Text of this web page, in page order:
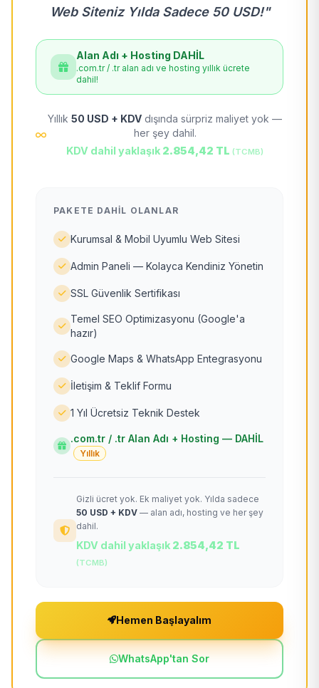
Web Siteniz Yılda Sadece 50 USD!"
Alan Adı + Hosting DAHİL
.com.tr / .tr alan adı ve hosting yıllık ücrete
dahil!
Yıllık 50 USD + KDV dışında sürpriz maliyet yok —
her şey dahil.
KDV dahil yaklaşık 2.854,42 TL (TCMB)
PAKETE DAHIL OLANLAR
Kurumsal & Mobil Uyumlu Web Sitesi
Admin Paneli — Kolayca Kendiniz Yönetin
SSL Güvenlik Sertifikası
Temel SEO Optimizasyonu (Google'a
hazır)
Google Maps & WhatsApp Entegrasyonu
İletişim & Teklif Formu
1 Yıl Ücretsiz Teknik Destek
.com.tr / .tr Alan Adı + Hosting — DAHİL
Yıllık
Gizli ücret yok. Ek maliyet yok. Yılda sadece
50 USD + KDV — alan adı, hosting ve her şey
dahil.
KDV dahil yaklaşık 2.854,42 TL
(TCMB)
Hemen Başlayalım
WhatsApp'tan Sor